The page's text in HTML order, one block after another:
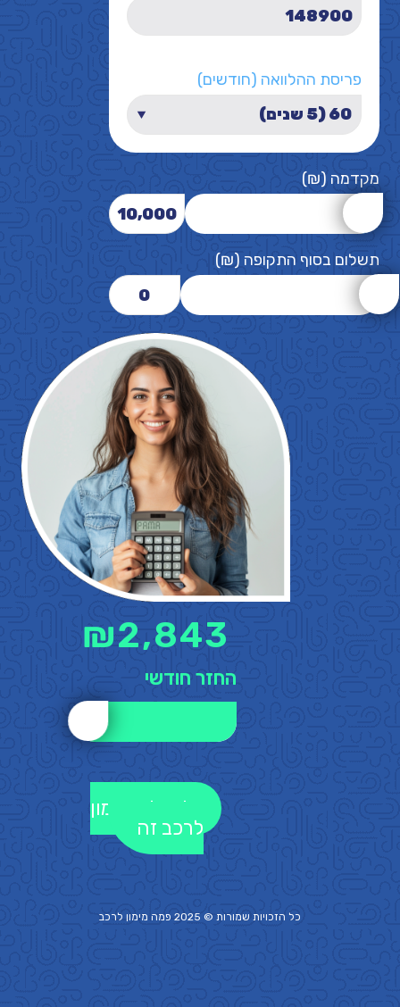
פריסת ההלוואה (חודשים)
מקדמה (₪)
10,000
תשלום בסוף התקופה (₪)
0
2,843
₪
החזר חודשי
לקבלת מימון
לרכב זה
כל הזכויות שמורות © 2025 פמה מימון לרכב